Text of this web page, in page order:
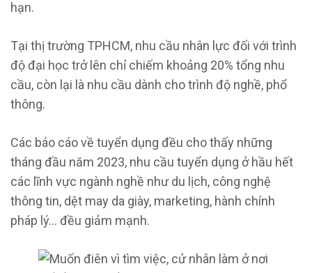
hạn.
Tại thị trường TPHCM, nhu cầu nhân lực đối với trình
độ đại học trở lên chỉ chiếm khoảng 20% tổng nhu
cầu, còn lại là nhu cầu dành cho trình độ nghề, phổ
thông.
Các báo cáo về tuyển dụng đều cho thấy những
tháng đầu năm 2023, nhu cầu tuyển dụng ở hầu hết
các lĩnh vực ngành nghề như du lịch, công nghệ
thông tin, dệt may da giày, marketing, hành chính
pháp lý… đều giảm mạnh.